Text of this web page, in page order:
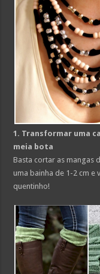
1. Transformar uma
meia bota
Basta cortar as mangas
uma bainha de 1-2 cm e
quentinho!